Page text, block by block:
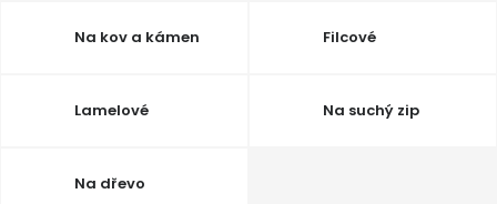
Autodoplňky
Vánoce
Ochranné pomůcky
Na kov a kámen Filcové
Lamelové Na suchý zip
Na dřevo